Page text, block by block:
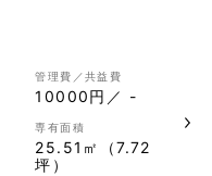
10000円／ -
25.51㎡（7.72
坪）